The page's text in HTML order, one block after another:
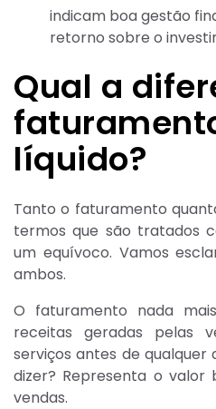
indicam boa gestão
retorno sobre o
Qual a
líquido?
Tanto o faturamento
termos que são tratados
um equívoco. Vamos
ambos.
O faturamento nada
receitas geradas pelas
serviços antes de qualquer
dizer? Representa o valor
vendas.